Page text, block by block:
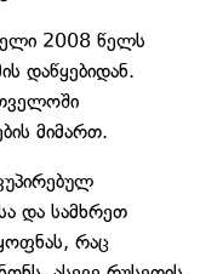
2008 წელს
დაწყებიდან.
მიმართ.
და სამხრეთ
რაც